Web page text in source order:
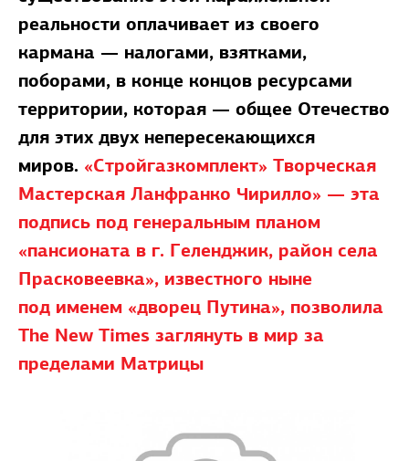
реальности оплачивает из своего
кармана — налогами, взятками,
поборами, в конце концов ресурсами
территории, которая — общее Отечество
для этих двух непересекающихся
миров. «Стройгазкомплект» Творческая
Мастерская Ланфранко Чирилло» — эта
подпись под генеральным планом
«пансионата в г. Геленджик, район села
Прасковеевка», известного ныне
под именем «дворец Путина», позволила
The New Times заглянуть в мир за
пределами Матрицы